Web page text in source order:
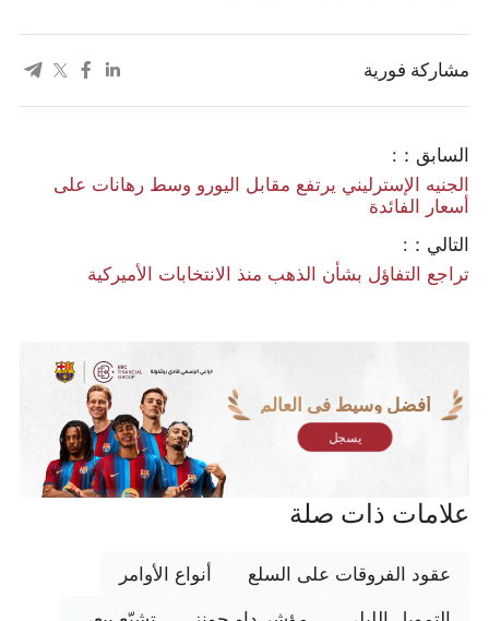
مشاركة فورية
السابق：:
الجنيه الإسترليني يرتفع مقابل اليورو وسط رهانات على
أسعار الفائدة
التالي：:
تراجع التفاؤل بشأن الذهب منذ الانتخابات الأميركية
أفضل وسيط في العالم
يسجل
علامات ذات صلة
عقود الفروقات على السلع أنواع الأوامر